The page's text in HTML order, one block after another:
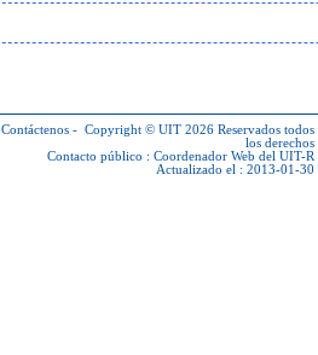
Contáctenos - Copyright © UIT 2026 Reservados todos
los derechos
Contacto público : Coordenador Web del UIT-R
Actualizado el : 2013-01-30